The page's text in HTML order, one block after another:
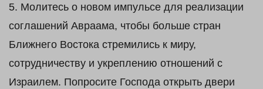
5. Молитесь о новом импульсе для реализации
соглашений Авраама, чтобы больше стран
Ближнего Востока стремились к миру,
сотрудничеству и укреплению отношений с
Израилем. Попросите Господа открыть двери